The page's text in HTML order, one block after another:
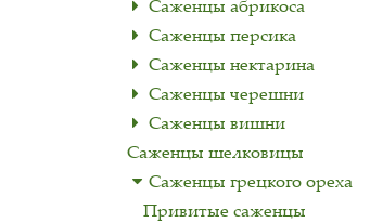
Саженцы абрикоса
Саженцы персика
Саженцы нектарина
Саженцы черешни
Саженцы вишни
Саженцы шелковицы
Cаженцы грецкого ореха
Привитые саженцы